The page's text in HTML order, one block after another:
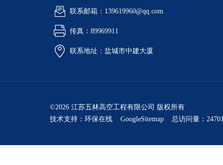
联系邮箱：139619960@qq.com
传真：89969911
联系地址：盐城市中建大厦
©2026 江苏五林高空工程有限公司 版权所有
技术支持： 环保在线 GoogleSitemap 总访问量：